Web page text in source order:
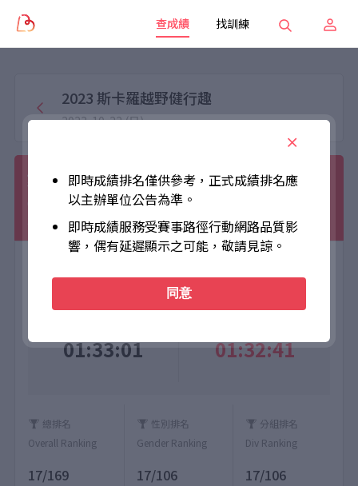
查成績 找訓練
2023 斯卡羅越野健行趣
2023-10-22 (日)
蔡曜如
越野跑14公里
男子組 TW 男 越野gogo
01:33:01 01:32:41
總排名
Overall Ranking
17/169
性別排名
Gender Ranking
17/106
分組排名
Div Ranking
17/106
即時成績排名僅供參考，正式成績排名應
以主辦單位公告為準。
即時成績服務受賽事路徑行動網路品質影
響，偶有延遲顯示之可能，敬請見諒。
同意